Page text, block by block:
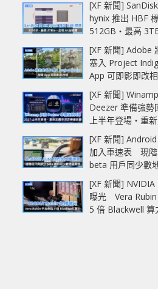
[XF 新聞]
hynix 推出 HBF
512GB‧最高
AI 記憶體
[XF 新聞] Adobe
塞入 Project
App 可即影即改相
[XF 新聞]
Deezer 準備強
上半年登場‧重
樂播放器
[XF 新聞]
加入車速表 現階
beta 用戶同少數
[XF 新聞] NVIDIA
曝光 Vera Rubin
5 倍 Blackwell 算